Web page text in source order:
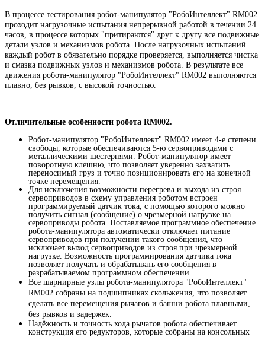
В процессе тестирования робот-манипулятор "РобоИнтеллект" RM002
проходит нагрузочные испытания непрерывной работой в течении 24
часов, в процессе которых "притираются" друг к другу все подвижные
детали узлов и механизмов робота. После нагрузочных испытаний
каждый робот в обязательно порядке проверяется, выполняется чистка
и смазка подвижных узлов и механизмов робота. В результате все
движения робота-манипулятор "РобоИнтеллект" RM002 выполняются
плавно, без рывков, с высокой точностью.
Отличительные особенности робота RM002.
Робот-манипулятор "РобоИнтеллект" RM002 имеет 4-е степени
свободы, которые обеспечиваются 5-ю сервоприводами с
металлическими шестернями. Робот-манипулятор имеет
поворотную клешню, что позволяет уверенно захватить
переносимый груз и точно позиционировать его на конечной
точке перемещения.
Для исключения возможности перегрева и выхода из строя
сервоприводов в схему управления роботом встроен
программируемый датчик тока, с помощью которого можно
получить сигнал (сообщение) о чрезмерной нагрузке на
сервоприводы робота. Поставляемое программное обеспечение
робота-манипулятора автоматически отключает питание
сервоприводов при получении такого сообщения, что
исключает выход сервоприводов из строя при чрезмерной
нагрузке. Возможность программирования датчика тока
позволяет получать и обрабатывать его сообщения в
разрабатываемом программном обеспечении.
Все шарнирные узлы робота-манипулятора "РобоИнтеллект"
RM002 собраны на подшипниках скольжения, что позволяет
сделать все перемещения рычагов и башни робота плавными,
без рывков и задержек.
Надёжность и точность хода рычагов робота обеспечивает
конструкция его редукторов, которые собраны на консольных